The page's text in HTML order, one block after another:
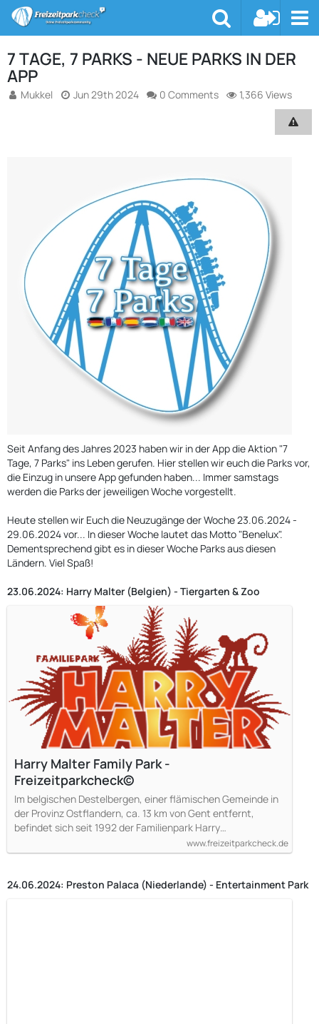
7 TAGE, 7 PARKS - NEUE PARKS IN DER
APP
Mukkel Jun 29th 2024 0 Comments 1,366 Views
Seit Anfang des Jahres 2023 haben wir in der App die Aktion "7
Tage, 7 Parks" ins Leben gerufen. Hier stellen wir euch die Parks vor,
die Einzug in unsere App gefunden haben... Immer samstags
werden die Parks der jeweiligen Woche vorgestellt.
Heute stellen wir Euch die Neuzugänge der Woche 23.06.2024 -
29.06.2024 vor... In dieser Woche lautet das Motto "Benelux".
Dementsprechend gibt es in dieser Woche Parks aus diesen
Ländern. Viel Spaß!
23.06.2024: Harry Malter (Belgien) - Tiergarten & Zoo
Harry Malter Family Park -
Freizeitparkcheck©
Im belgischen Destelbergen, einer flämischen Gemeinde in
der Provinz Ostflandern, ca. 13 km von Gent entfernt,
befindet sich seit 1992 der Familienpark Harry…
www.freizeitparkcheck.de
24.06.2024: Preston Palaca (Niederlande) - Entertainment Park